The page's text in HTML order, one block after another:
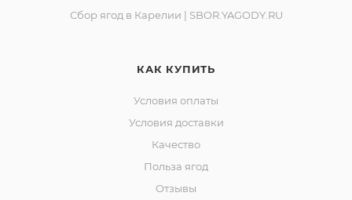
Сбор ягод в Карелии | SBOR.YAGODY.RU
КАК КУПИТЬ
Условия оплаты
Условия доставки
Качество
Польза ягод
Отзывы